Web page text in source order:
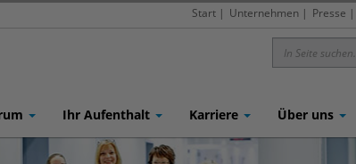
Start | Unternehmen | Presse |
Ihr Aufenthalt Karriere Über uns